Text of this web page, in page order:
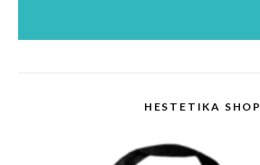
HESTETIKA SHOP